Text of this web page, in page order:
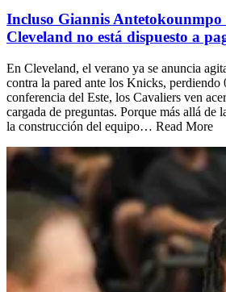
Incluso Giannis Antetokounmpo
Cleveland no está dispuesto a
En Cleveland, el verano ya se anuncia
contra la pared ante los Knicks, perdiendo
conferencia del Este, los Cavaliers ven
cargada de preguntas. Porque más allá de
la construcción del equipo… Read More